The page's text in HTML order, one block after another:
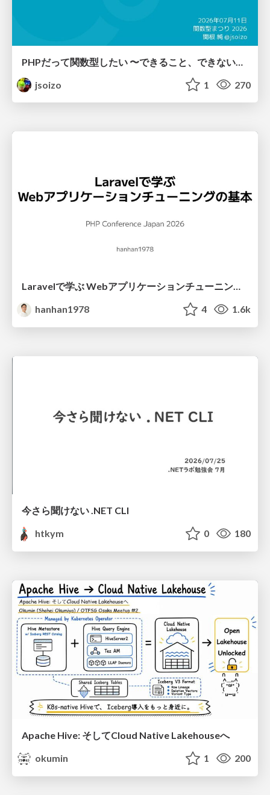
jsoizo
1 270
Laravelで学ぶ Webアプリケーションチューニング入門/web_application_tuning_101
hanhan1978
4 1.6k
今さら聞けない .NET CLI
htkym
0 180
Apache Hive: そしてCloud Native Lakehouseへ
okumin
1 200